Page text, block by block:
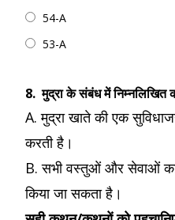
54-A
53-A
8. मुद्रा के संबंध में निम्नलिखित
A. मुद्रा खाते की एक
करती है।
B. सभी वस्तुओं और सेवाओं का
किया जा सकता है।